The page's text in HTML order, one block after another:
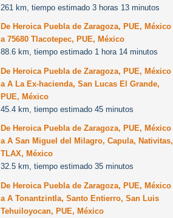
261 km, tiempo estimado 3 horas 13 minutos
De Heroica Puebla de Zaragoza, PUE, México
a 75680 Tlacotepec, PUE, México
88.6 km, tiempo estimado 1 hora 14 minutos
De Heroica Puebla de Zaragoza, PUE, México
a A La Ex-hacienda, San Lucas El Grande,
PUE, México
45.4 km, tiempo estimado 45 minutos
De Heroica Puebla de Zaragoza, PUE, México
a A San Miguel del Milagro, Capula, Nativitas,
TLAX, México
32.5 km, tiempo estimado 35 minutos
De Heroica Puebla de Zaragoza, PUE, México
a A Tonantzintla, Santo Entierro, San Luis
Tehuiloyocan, PUE, México